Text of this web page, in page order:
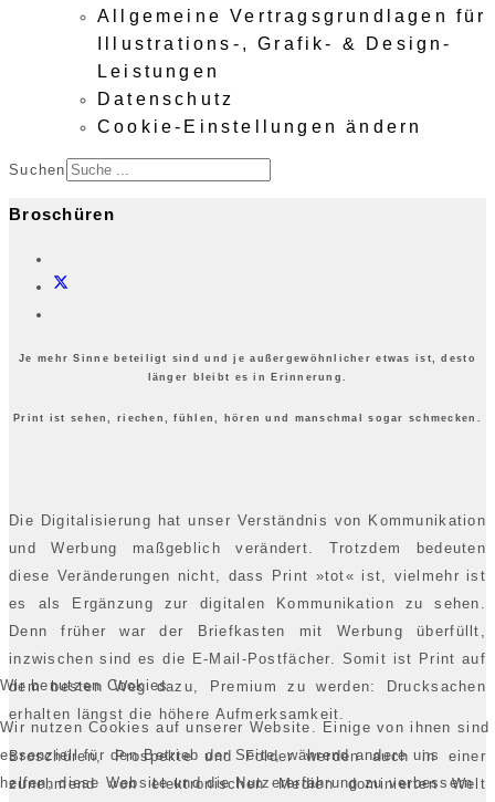
Allgemeine Vertragsgrundlagen für
Illustrations-, Grafik- & Design-
Leistungen
Datenschutz
Cookie-Einstellungen ändern
Suchen
Broschüren
Je mehr Sinne beteiligt sind und je außergewöhnlicher etwas ist, desto
länger bleibt es in Erinnerung.
Print ist sehen, riechen, fühlen, hören und manschmal sogar schmecken.
Die Digitalisierung hat unser Verständnis von Kommunikation
und Werbung maßgeblich verändert. Trotzdem bedeuten
diese Veränderungen nicht, dass Print »tot« ist, vielmehr ist
es als Ergänzung zur digitalen Kommunikation zu sehen.
Denn früher war der Briefkasten mit Werbung überfüllt,
inzwischen sind es die E-Mail-Postfächer. Somit ist Print auf
dem besten Weg dazu, Premium zu werden: Drucksachen
erhalten längst die höhere Aufmerksamkeit.
Broschüren, Prospekte und Folder werden auch in einer
zunehmend von elektronischen Medien dominierten Welt
Wir benutzen Cookies
Wir nutzen Cookies auf unserer Website. Einige von ihnen sind
essenziell für den Betrieb der Seite, während andere uns
helfen, diese Website und die Nutzererfahrung zu verbessern